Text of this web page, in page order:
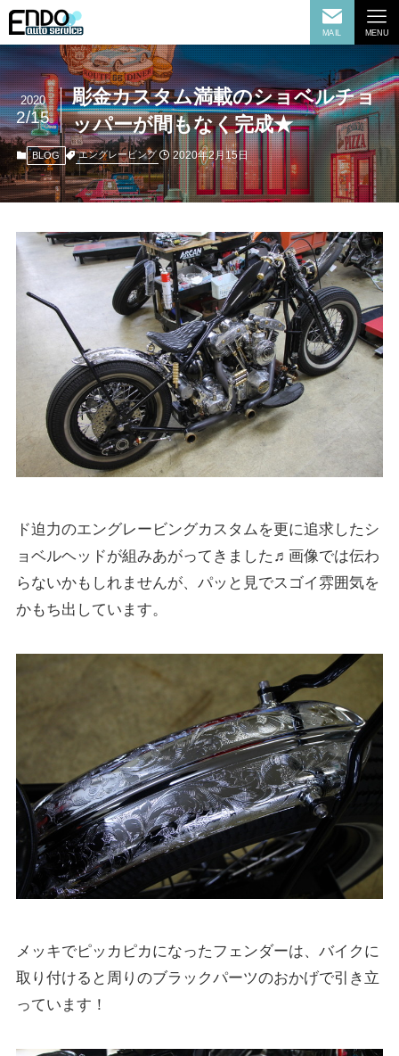
MAIL MENU
彫金カスタム満載のショベルチョ
ッパーが間もなく完成★
2020
2/15
BLOG エングレービング 2020年2月15日
ド迫力のエングレービングカスタムを更に追求したシ
ョベルヘッドが組みあがってきました♬画像では伝わ
らないかもしれませんが、パッと見でスゴイ雰囲気を
かもち出しています。
メッキでピッカピカになったフェンダーは、バイクに
取り付けると周りのブラックパーツのおかげで引き立
っています！